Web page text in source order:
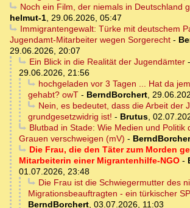
Noch ein Film, der niemals in Deutschland
helmut-1, 29.06.2026, 05:47
Immigrantengewalt: Türke mit deutschem
Jugendamt-Mitarbeiter wegen Sorgerecht -
29.06.2026, 20:07
Ein Blick in die Realität der Jugendämter-
29.06.2026, 21:56
hochgeladen vor 3 Tagen ... Hat da
gehabt? owT - BerndBorchert,
Nein, es bedeutet, dass die Arbeit der
grundgesetzwidrig ist! - Brutus,
Blutbad in Stade: Wie Medien und Politik
Grauen verschweigen (mV) -
Die Frau, die den Täter zum Morden
Mitarbeiterin einer Migrantenhilfe-NGO -
01.07.2026, 23:48
Die Frau ist die Schwiegermutter des
Migrationsbeauftragten - ein türkischer
BerndBorchert, 03.07.2026, 11:03